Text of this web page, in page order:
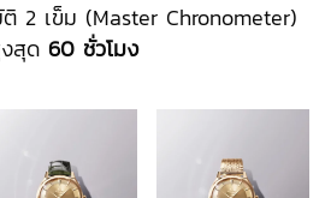
ติ 2 เข็ม (Master Chronometer)
สุด 60 ชั่วโมง